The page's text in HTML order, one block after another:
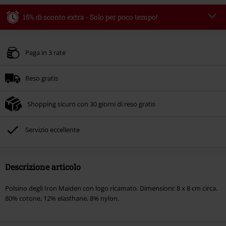
15% di sconto extra - Solo per poco tempo!
Valido fino al 09/08/2026
Una volta inserito il codice promozionale, lo sconto verrà applicato
Non cumulabile con altre offerte Codici promozionali. Sono esclusi dalla
Rammstein, (Till) Lindemann, Böhse Onkelz, Broilers, Die Ärzte, Die Toten
Hosen, Metality, Funko Pop!, i Buoni Regalo e gli articoli che includono una
Paga in 3 rate
Reso gratis
Shopping sicuro con 30 giorni di reso gratis
Servizio eccellente
Descrizione articolo
Polsino degli Iron Maiden con logo ricamato. Dimensioni: 8 x 8 cm circa.
80% cotone, 12% elasthane, 8% nylon.